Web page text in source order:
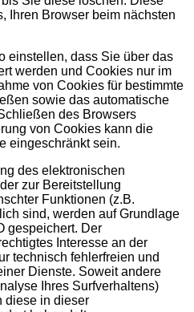
Ihren Browser beim nächsten
einstellen, dass Sie über das
werden und Cookies nur im
von Cookies für bestimmte
sowie das automatische
des Browsers
von Cookies kann die
eingeschränkt sein.
des elektronischen
zur Bereitstellung
Funktionen (z.B.
sind, werden auf Grundlage
gespeichert. Der
Interesse an der
technisch fehlerfreien und
Dienste. Soweit andere
Ihres Surfverhaltens)
diese in dieser